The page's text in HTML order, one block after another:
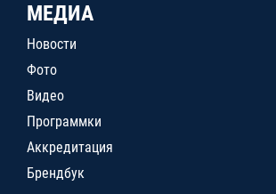
МЕДИА
Новости
Фото
Видео
Программки
Аккредитация
Брендбук